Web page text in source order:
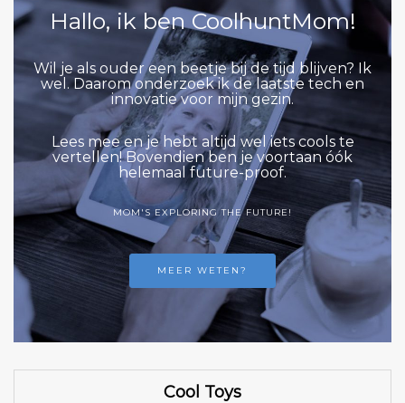
Hallo, ik ben CoolhuntMom!
Wil je als ouder een beetje bij de tijd blijven? Ik
wel. Daarom onderzoek ik de laatste tech en
innovatie voor mijn gezin.
Lees mee en je hebt altijd wel iets cools te
vertellen! Bovendien ben je voortaan óók
helemaal future-proof.
MOM'S EXPLORING THE FUTURE!
MEER WETEN?
Cool Toys